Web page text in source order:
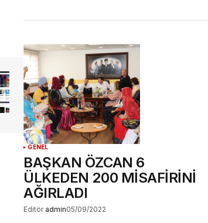
GENEL
BAŞKAN ÖZCAN 6
ÜLKEDEN 200 MİSAFİRİNİ
AĞIRLADI
Editör admin05/09/2022